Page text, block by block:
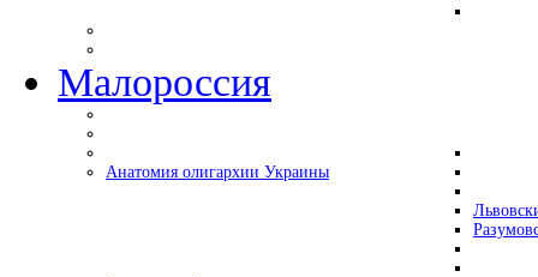
Малороссия
Анатомия олигархии Украины